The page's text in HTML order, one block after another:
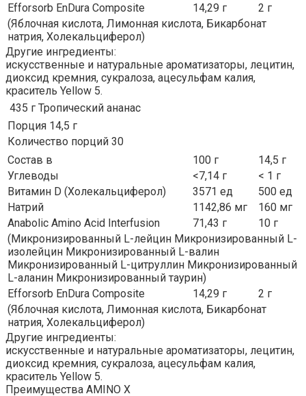
Efforsorb EnDura Composite
14,29 г
2 г
(Яблочная кислота, Лимонная кислота, Бикарбонат
натрия, Холекальциферол)
Другие ингредиенты:
искусственные и натуральные ароматизаторы, лецитин,
диоксид кремния, сукралоза, ацесульфам калия,
краситель Yellow 5.
435 г Тропический ананас
Порция 14,5 г
Количество порций 30
Состав в
100 г
14,5 г
Углеводы
<7,14 г
< 1 г
Витамин D (Холекальциферол)
3571 ед
500 ед
Натрий
1142,86 мг
160 мг
Anabolic Amino Acid Interfusion
71,43 г
10 г
(Микронизированный L-лейцин Микронизированный L-
изолейцин Микронизированный L-валин
Микронизированный L-цитруллин Микронизированный
L-аланин Микронизированный таурин)
Efforsorb EnDura Composite
14,29 г
2 г
(Яблочная кислота, Лимонная кислота, Бикарбонат
натрия, Холекальциферол)
Другие ингредиенты:
искусственные и натуральные ароматизаторы, лецитин,
диоксид кремния, сукралоза, ацесульфам калия,
краситель Yellow 5.
Преимущества AMINO X